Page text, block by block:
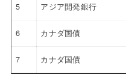
5 アジア開発銀行
6 カナダ国債
7 カナダ国債